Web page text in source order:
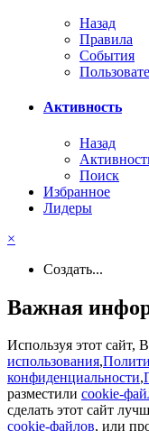
Назад
Правила
События
Активность
Назад
Поиск
Избранное
Лидеры
×
Создать...
Важная
Используя этот сайт,
использования,
конфиденциальности,
разместили cookie-
сделать этот сайт
cookie-файлов, или